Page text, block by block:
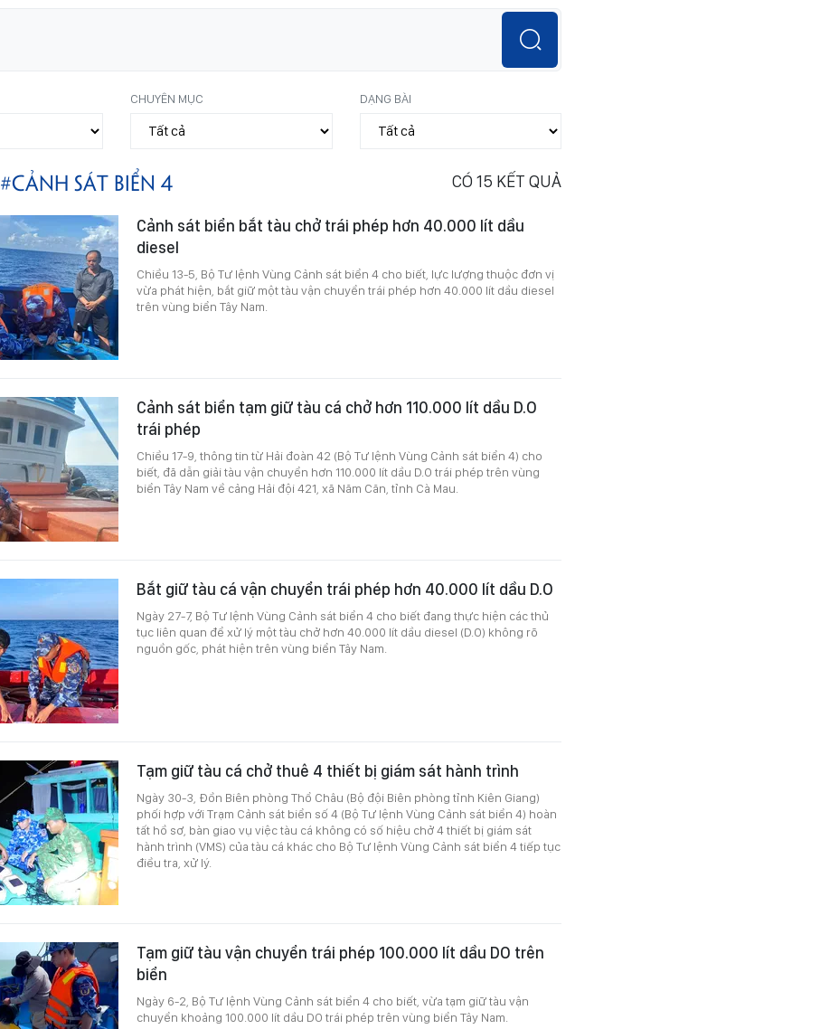
CHUYÊN MỤC DẠNG BÀI
#CẢNH SÁT BIỂN 4 CÓ 15 KẾT QUẢ
Cảnh sát biển bắt tàu chở trái phép hơn 40.000 lít dầu
diesel
Chiều 13-5, Bộ Tư lệnh Vùng Cảnh sát biển 4 cho biết, lực lượng thuộc đơn vị
vừa phát hiện, bắt giữ một tàu vận chuyển trái phép hơn 40.000 lít dầu diesel
trên vùng biển Tây Nam.
Cảnh sát biển tạm giữ tàu cá chở hơn 110.000 lít dầu D.O
trái phép
Chiều 17-9, thông tin từ Hải đoàn 42 (Bộ Tư lệnh Vùng Cảnh sát biển 4) cho
biết, đã dẫn giải tàu vận chuyển hơn 110.000 lít dầu D.O trái phép trên vùng
biển Tây Nam về cảng Hải đội 421, xã Năm Căn, tỉnh Cà Mau.
Bắt giữ tàu cá vận chuyển trái phép hơn 40.000 lít dầu D.O
Ngày 27-7, Bộ Tư lệnh Vùng Cảnh sát biển 4 cho biết đang thực hiện các thủ
tục liên quan để xử lý một tàu chở hơn 40.000 lít dầu diesel (D.O) không rõ
nguồn gốc, phát hiện trên vùng biển Tây Nam.
Tạm giữ tàu cá chở thuê 4 thiết bị giám sát hành trình
Ngày 30-3, Đồn Biên phòng Thổ Châu (Bộ đội Biên phòng tỉnh Kiên Giang)
phối hợp với Trạm Cảnh sát biển số 4 (Bộ Tư lệnh Vùng Cảnh sát biển 4) hoàn
tất hồ sơ, bàn giao vụ việc tàu cá không có số hiệu chở 4 thiết bị giám sát
hành trình (VMS) của tàu cá khác cho Bộ Tư lệnh Vùng Cảnh sát biển 4 tiếp tục
điều tra, xử lý.
Tạm giữ tàu vận chuyển trái phép 100.000 lít dầu DO trên
biển
Ngày 6-2, Bộ Tư lệnh Vùng Cảnh sát biển 4 cho biết, vừa tạm giữ tàu vận
chuyển khoảng 100.000 lít dầu DO trái phép trên vùng biển Tây Nam.